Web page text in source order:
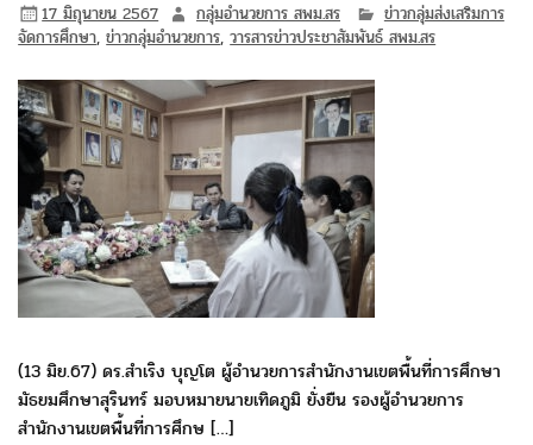
17 มิถุนายน 2567 กลุ่มอำนวยการ สพม.สร
ข่าวกลุ่มส่งเสริมการ
จัดการศึกษา,ข่าวกลุ่มอำนวยการ,วารสารข่าวประชาสัมพันธ์ สพม.สร
(13 มิย.67) ดร.สำเริง บุญโต ผู้อำนวยการสำนักงานเขตพื้นที่การศึกษา
มัธยมศึกษาสุรินทร์ มอบหมายนายเทิดภูมิ ยั่งยืน รองผู้อำนวยการ
สำนักงานเขตพื้นที่การศึกษ […]